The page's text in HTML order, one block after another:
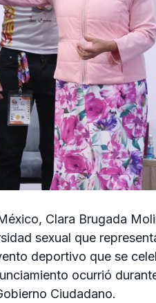
, Clara Brugada
sexual que
deportivo que se
ocurrió
Ciudadano.